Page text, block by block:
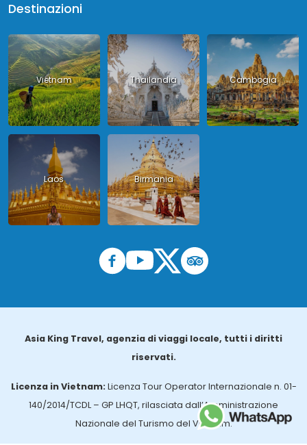
Destinazioni
Vietnam Thailandia Cambogia
Laos Birmania
Asia King Travel, agenzia di viaggi locale, tutti i diritti
riservati.
Licenza in Vietnam: Licenza Tour Operator Internazionale n. 01-
140/2014/TCDL – GP LHQT, rilasciata dall’Amministrazione
Nazionale del Turismo del Vietnam.